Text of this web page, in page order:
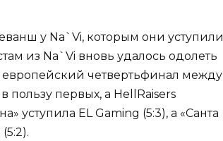
у Na`Vi, которым они уступили
из Na`Vi вновь удалось одолеть
европейский четвертьфинал между
пользу первых, а HellRaisers
уступила EL Gaming (5:3), а «Санта